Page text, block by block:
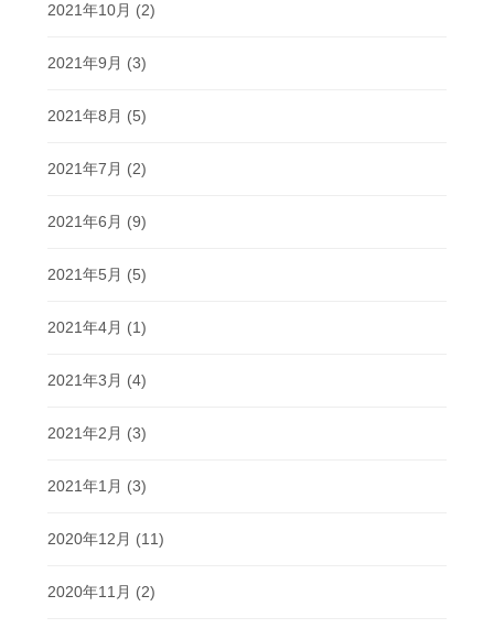
2021年10月 (2)
2021年9月 (3)
2021年8月 (5)
2021年7月 (2)
2021年6月 (9)
2021年5月 (5)
2021年4月 (1)
2021年3月 (4)
2021年2月 (3)
2021年1月 (3)
2020年12月 (11)
2020年11月 (2)